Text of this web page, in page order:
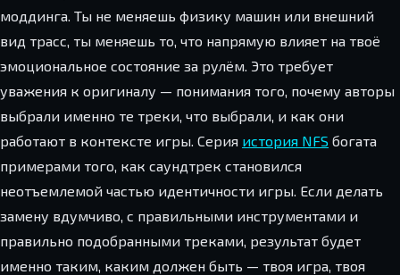
моддинга. Ты не меняешь физику машин или внешний
вид трасс, ты меняешь то, что напрямую влияет на твоё
эмоциональное состояние за рулём. Это требует
уважения к оригиналу — понимания того, почему авторы
выбрали именно те треки, что выбрали, и как они
работают в контексте игры. Серия история NFS богата
примерами того, как саундтрек становился
неотъемлемой частью идентичности игры. Если делать
замену вдумчиво, с правильными инструментами и
правильно подобранными треками, результат будет
именно таким, каким должен быть — твоя игра, твоя